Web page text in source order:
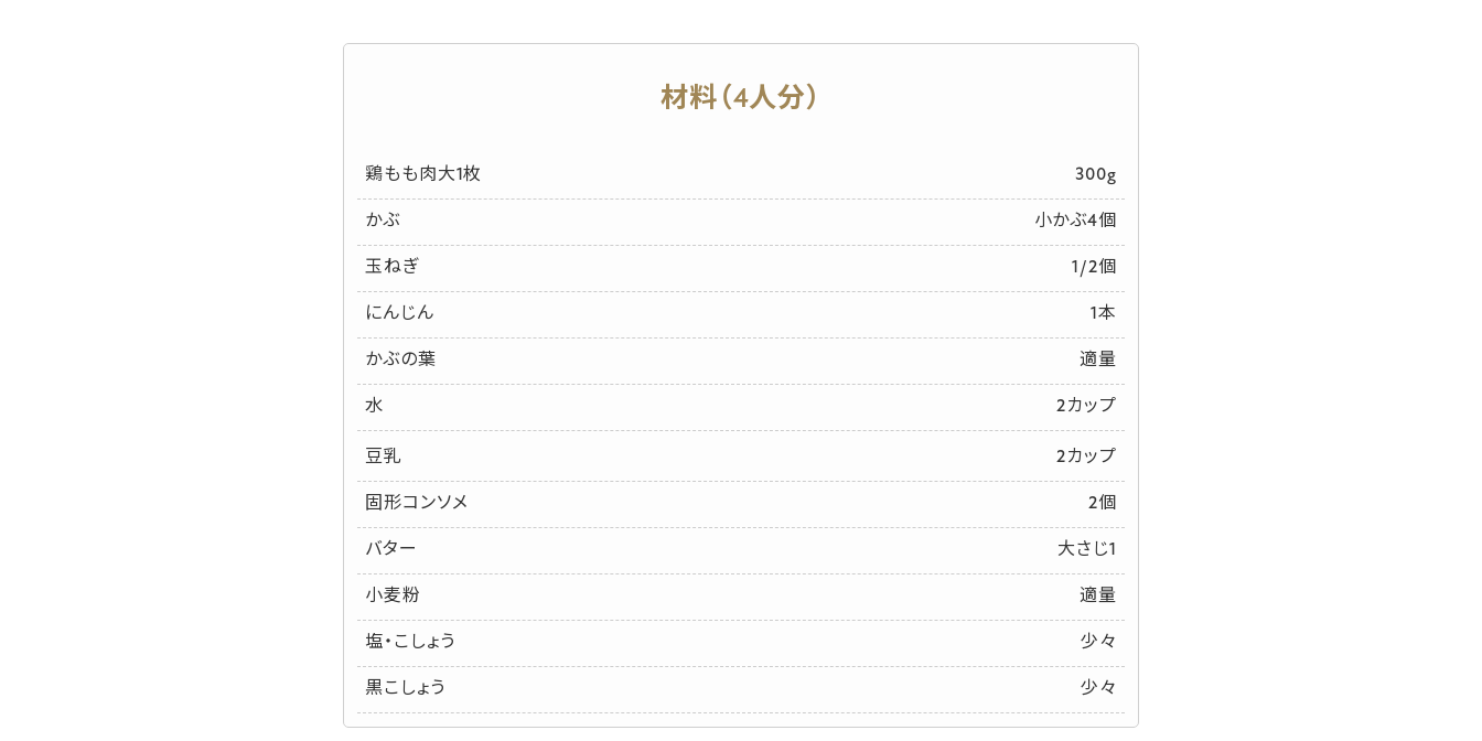
材料（4人分）
鶏もも肉大1枚 300g
かぶ 小かぶ4個
玉ねぎ 1/2個
にんじん 1本
かぶの葉 適量
水 2カップ
豆乳 2カップ
固形コンソメ 2個
バター 大さじ1
小麦粉 適量
塩・こしょう 少々
黒こしょう 少々